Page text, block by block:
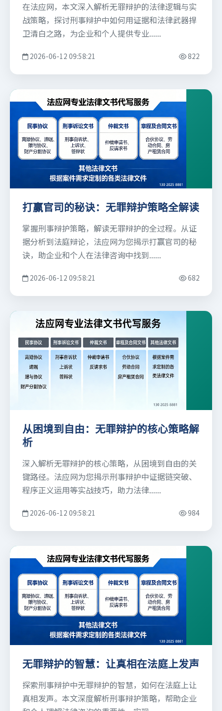
在法应网，本文深入解析无罪辩护的法律逻辑与实
战策略，探讨刑事辩护中如何用证据和法律武器捍
卫清白之路，为企业和个人提供专业......
2026-06-12 09:58:21 822
打赢官司的秘诀：无罪辩护策略全解读
掌握刑事辩护策略，解读无罪辩护的全过程。从证
据分析到法庭辩论，法应网为您揭示打赢官司的秘
诀，助企业和个人在法律咨询中找到......
2026-06-12 09:58:21 682
从困境到自由：无罪辩护的核心策略解
析
深入解析无罪辩护的核心策略，从困境到自由的关
键路径。法应网为您揭示刑事辩护中证据链突破、
程序正义运用等实战技巧，助力法律......
2026-06-12 09:58:21 984
无罪辩护的智慧：让真相在法庭上发声
探索刑事辩护中无罪辩护的智慧，如何在法庭上让
真相发声。本文深度解析刑事辩护策略，帮助企业